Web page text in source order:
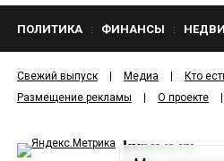
ПОЛИТИКА ФИНАНСЫ
Свежий выпуск Медиа Кто
Размещение рекламы
О проекте
kvnews.ru